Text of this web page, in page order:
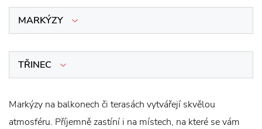
MARKÝZY
TŘINEC
Markýzy na balkonech či terasách vytvářejí skvělou
atmosféru. Příjemně zastíní i na místech, na které se vám